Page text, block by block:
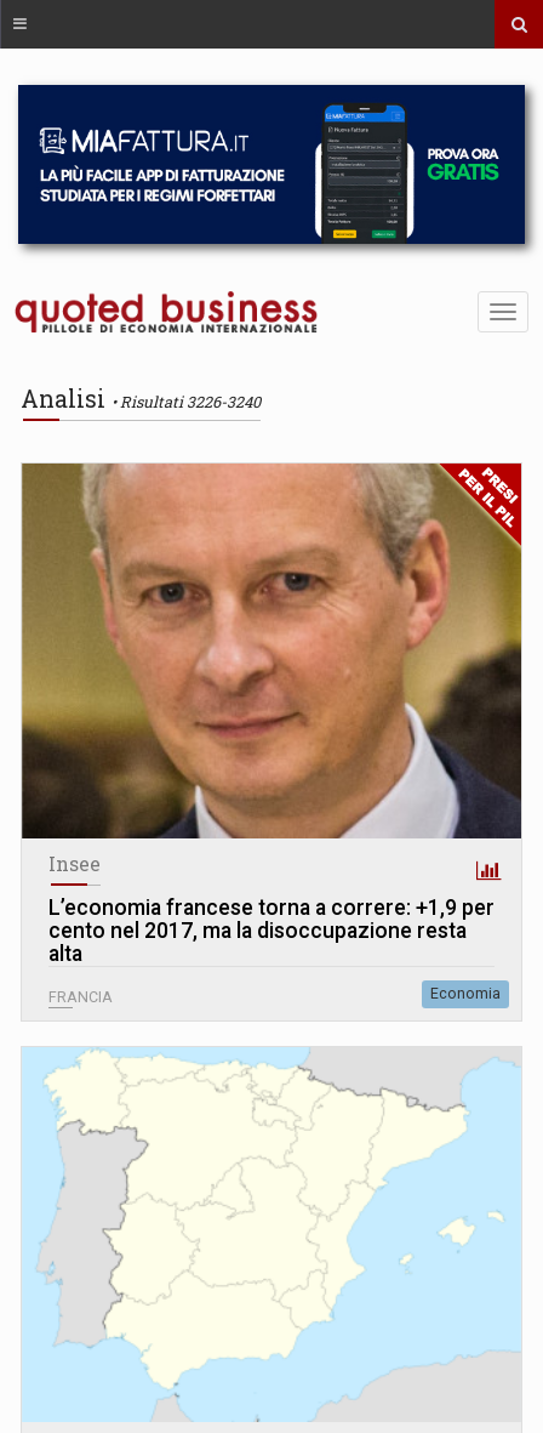
Analisi Risultati 3226-3240
Insee
L’economia francese torna a correre: +1,9 per
cento nel 2017, ma la disoccupazione resta
alta
FRANCIA Economia